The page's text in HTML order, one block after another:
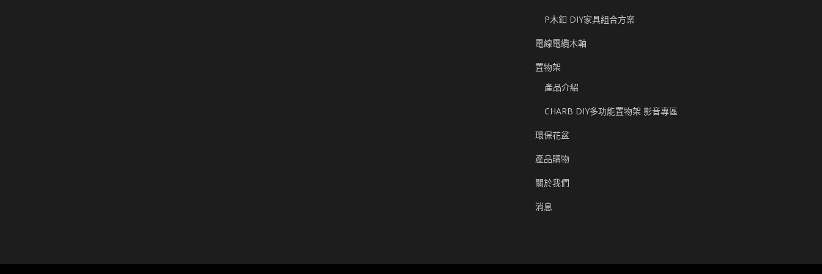
P木釦 DIY家具組合方案
電線電纜木軸
置物架
產品介紹
CHARB DIY多功能置物架 影音專區
環保花盆
產品購物
關於我們
消息